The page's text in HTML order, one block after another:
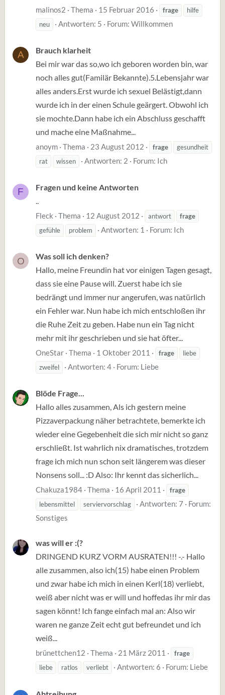
malinos2 Thema 15 Februar 2016 frage
hilfe
neu
Antworten: 5 Forum: Willkommen
A
Brauch klarheit
Bei mir war das so,wo ich geboren worden bin, war
noch alles gut(Familär Bekannte).5.Lebensjahr war
alles anders.Erst wurde ich sexuel Belästigt,dann
wurde ich in der einen Schule geärgert. Obwohl ich
sie mochte.Dann habe ich ein Abschluss geschafft
und mache eine Maßnahme...
anoym Thema 23 August 2012 frage
gesundheit
rat
wissen Antworten: 2 Forum: Ich
F
Fragen und keine Antworten
..
Fleck Thema 12 August 2012 antwort
frage
gefühle
problem Antworten: 1 Forum: Ich
O
Was soll ich denken?
Hallo, meine Freundin hat vor einigen Tagen gesagt,
dass sie eine Pause will. Zuerst habe ich sie
bedrängt und immer nur angerufen, was natürlich
ein Fehler war. Nun habe ich mich entschloßen ihr
die Ruhe Zeit zu geben. Habe nun ein Tag nicht
mehr mit ihr geschrieben und sie hat öfter...
OneStar Thema 1 Oktober 2011 frage
liebe
zweifel
Antworten: 4 Forum: Liebe
Blöde Frage...
Hallo alles zusammen, Als ich gestern meine
Pizzaverpackung näher betrachtete, bemerkte ich
wieder eine Gegebenheit die sich mir nicht so ganz
erschließt. Ist wahrlich nix dramatisches, trotzdem
frage ich mich nun schon seit längerem was dieser
Nonsens soll... :D Also: Ihr kennt das sicherlich...
Chakuza1984 Thema 16 April 2011
frage
lebensmittel
serviervorschlag Antworten: 7
Forum:
Sonstiges
was will er :(?
DRINGEND KURZ VORM AUSRATEN!!! -.- Hallo
alle zusammen, also ich(15) habe einen Problem
und zwar habe ich mich in einen Kerl(18) verliebt,
weiß aber nicht was er will und hoffedas ihr mir das
sagen könnt! Ich fange einfach mal an: Also wir
waren ne ganze Zeit echt gut befreundet und ich
weiß...
brünettchen12 Thema 21 März 2011
frage
liebe
ratlos verliebt Antworten: 6 Forum: Liebe